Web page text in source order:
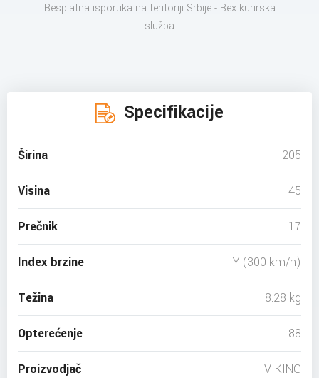
Besplatna isporuka na teritoriji Srbije - Bex kurirska
služba
Specifikacije
Širina 205
Visina 45
Prečnik 17
Index brzine Y (300 km/h)
Težina 8.28 kg
Opterećenje 88
Proizvodjač VIKING